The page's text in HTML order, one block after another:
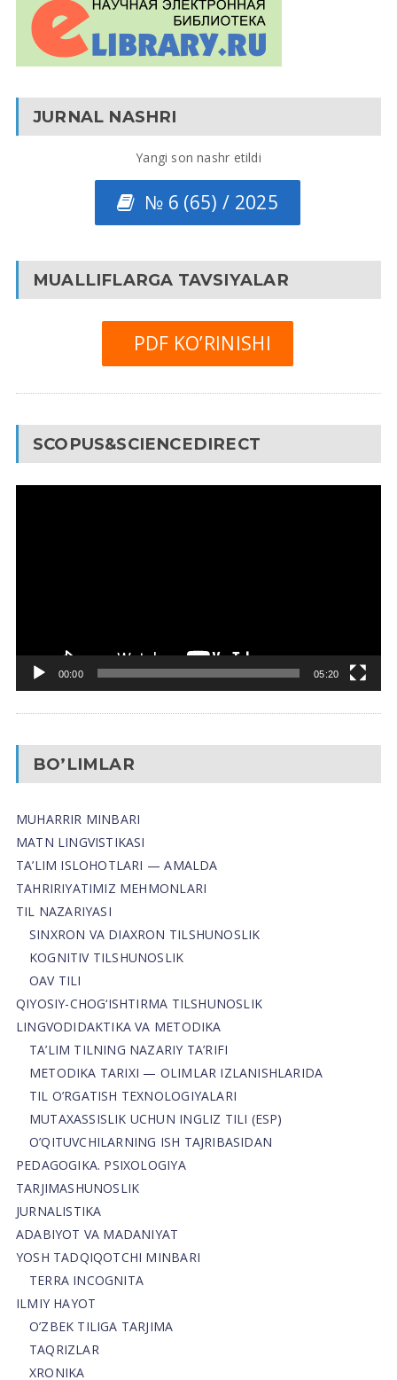
JURNAL NASHRI
Yangi son nashr etildi
№ 6 (65) / 2025
MUALLIFLARGA TAVSIYALAR
PDF KO’RINISHI
SCOPUS&SCIENCEDIRECT
00:00 05:20
BO’LIMLAR
MUHARRIR MINBARI
MATN LINGVISTIKASI
TA’LIM ISLOHOTLARI — AMALDA
TAHRIRIYATIMIZ MEHMONLARI
TIL NAZARIYASI
SINXRON VA DIAXRON TILSHUNOSLIK
KOGNITIV TILSHUNOSLIK
OAV TILI
QIYOSIY-CHOG‘ISHTIRMA TILSHUNOSLIK
LINGVODIDAKTIKA VA METODIKA
TA’LIM TILNING NAZARIY TA’RIFI
METODIKA TARIXI — OLIMLAR IZLANISHLARIDA
TIL O’RGATISH TEXNOLOGIYALARI
MUTAXASSISLIK UCHUN INGLIZ TILI (ESP)
O’QITUVCHILARNING ISH TAJRIBASIDAN
PEDAGOGIKA. PSIXOLOGIYA
TARJIMASHUNOSLIK
JURNALISTIKA
ADABIYOT VA MADANIYAT
YOSH TADQIQOTCHI MINBARI
TERRA INCOGNITA
ILMIY HAYOT
O’ZBEK TILIGA TARJIMA
TAQRIZLAR
XRONIKA